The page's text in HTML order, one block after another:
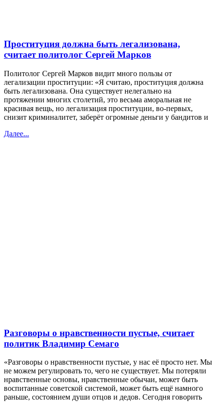
Проституция должна быть легализована,
считает политолог Сергей Марков
Политолог Сергей Марков видит много пользы от
легализации проституции: «Я считаю, проституция должна
быть легализована. Она существует нелегально на
протяжении многих столетий, это весьма аморальная не
красивая вещь, но легализация проституции, во-первых,
снизит криминалитет, заберёт огромные деньги у бандитов и
Далее...
Разговоры о нравственности пустые, считает
политик Владимир Семаго
«Разговоры о нравственности пустые, у нас её просто нет. Мы
не можем регулировать то, чего не существует. Мы потеряли
нравственные основы, нравственные обычаи, может быть
воспитанные советской системой, может быть ещё намного
раньше, состоянием души отцов и дедов. Сегодня говорить